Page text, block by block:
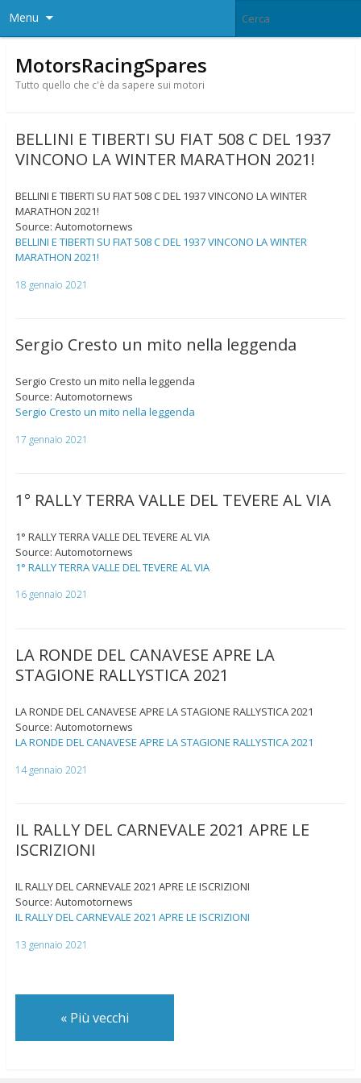
Menu
MotorsRacingSpares
Tutto quello che c'è da sapere sui motori
BELLINI E TIBERTI SU FIAT 508 C DEL 1937
VINCONO LA WINTER MARATHON 2021!
BELLINI E TIBERTI SU FIAT 508 C DEL 1937 VINCONO LA WINTER
MARATHON 2021!
Source: Automotornews
BELLINI E TIBERTI SU FIAT 508 C DEL 1937 VINCONO LA WINTER
MARATHON 2021!
18 gennaio 2021
Sergio Cresto un mito nella leggenda
Sergio Cresto un mito nella leggenda
Source: Automotornews
Sergio Cresto un mito nella leggenda
17 gennaio 2021
1° RALLY TERRA VALLE DEL TEVERE AL VIA
1° RALLY TERRA VALLE DEL TEVERE AL VIA
Source: Automotornews
1° RALLY TERRA VALLE DEL TEVERE AL VIA
16 gennaio 2021
LA RONDE DEL CANAVESE APRE LA
STAGIONE RALLYSTICA 2021
LA RONDE DEL CANAVESE APRE LA STAGIONE RALLYSTICA 2021
Source: Automotornews
LA RONDE DEL CANAVESE APRE LA STAGIONE RALLYSTICA 2021
14 gennaio 2021
IL RALLY DEL CARNEVALE 2021 APRE LE
ISCRIZIONI
IL RALLY DEL CARNEVALE 2021 APRE LE ISCRIZIONI
Source: Automotornews
IL RALLY DEL CARNEVALE 2021 APRE LE ISCRIZIONI
13 gennaio 2021
«Più vecchi